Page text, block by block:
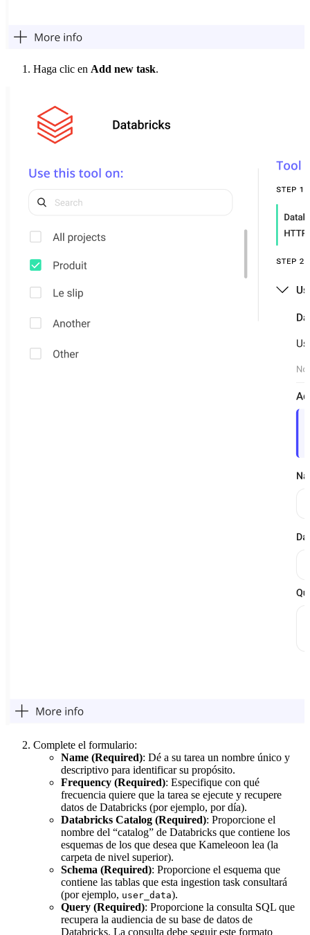
Haga clic en Add new task.
Complete el formulario:
Name (Required): Dé a su tarea un nombre único y
descriptivo para identificar su propósito.
Frequency (Required): Especifique con qué
frecuencia quiere que la tarea se ejecute y recupere
datos de Databricks (por ejemplo, por día).
Databricks Catalog (Required): Proporcione el
nombre del “catalog” de Databricks que contiene los
esquemas de los que desea que Kameleoon lea (la
carpeta de nivel superior).
Schema (Required): Proporcione el esquema que
contiene las tablas que esta ingestion task consultará
(por ejemplo, user_data).
Query (Required): Proporcione la consulta SQL que
recupera la audiencia de su base de datos de
Databricks. La consulta debe seguir este formato